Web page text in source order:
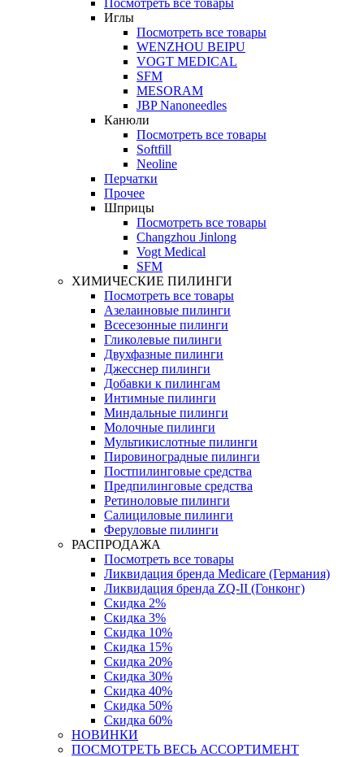
Посмотреть все товары
Иглы
Посмотреть все товары
WENZHOU BEIPU
VOGT MEDICAL
SFM
MESORAM
JBP Nanoneedles
Канюли
Посмотреть все товары
Softfill
Neoline
Перчатки
Прочее
Шприцы
Посмотреть все товары
Changzhou Jinlong
Vogt Medical
SFM
ХИМИЧЕСКИЕ ПИЛИНГИ
Посмотреть все товары
Азелаиновые пилинги
Всесезонные пилинги
Гликолевые пилинги
Двухфазные пилинги
Джесснер пилинги
Добавки к пилингам
Интимные пилинги
Миндальные пилинги
Молочные пилинги
Мультикислотные пилинги
Пировиноградные пилинги
Постпилинговые средства
Предпилинговые средства
Ретиноловые пилинги
Салициловые пилинги
Феруловые пилинги
РАСПРОДАЖА
Посмотреть все товары
Ликвидация бренда Medicare (Германия)
Ликвидация бренда ZQ-II (Гонконг)
Скидка 2%
Скидка 3%
Скидка 10%
Скидка 15%
Скидка 20%
Скидка 30%
Скидка 40%
Скидка 50%
Скидка 60%
НОВИНКИ
ПОСМОТРЕТЬ ВЕСЬ АССОРТИМЕНТ